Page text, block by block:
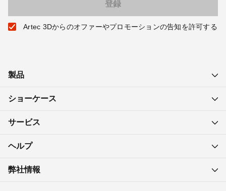
Artec 3Dからのオファーやプロモーションの告知を許可する
製品
ショーケース
サービス
ヘルプ
弊社情報